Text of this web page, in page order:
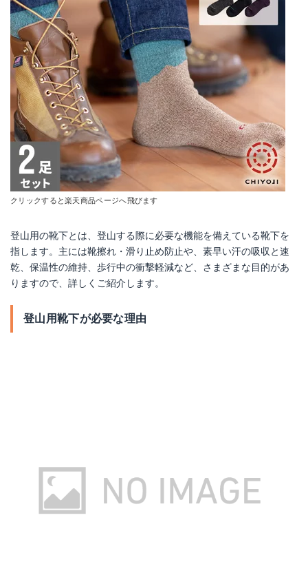
クリックすると楽天商品ページへ飛びます
登山用の靴下とは、登山する際に必要な機能を備えている靴下を
指します。主には靴擦れ・滑り止め防止や、素早い汗の吸収と速
乾、保温性の維持、歩行中の衝撃軽減など、さまざまな目的があ
りますので、詳しくご紹介します。
登山用靴下が必要な理由